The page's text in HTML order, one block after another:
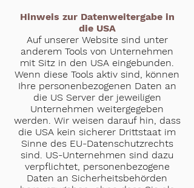
Hinweis zur Datenweitergabe in
die USA
Auf unserer Website sind unter
anderem Tools von Unternehmen
mit Sitz in den USA eingebunden.
Wenn diese Tools aktiv sind, können
Ihre personenbezogenen Daten an
die US Server der jeweiligen
Unternehmen weitergegeben
werden. Wir weisen darauf hin, dass
die USA kein sicherer Drittstaat im
Sinne des EU-Datenschutzrechts
sind. US-Unternehmen sind dazu
verpflichtet, personenbezogene
Daten an Sicherheitsbehörden